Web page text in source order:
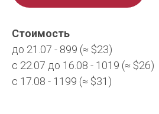
Стоимость
до 21.07 - 899 (≈ $23)
с 22.07 до 16.08 - 1019 (≈ $26)
с 17.08 - 1199 (≈ $31)